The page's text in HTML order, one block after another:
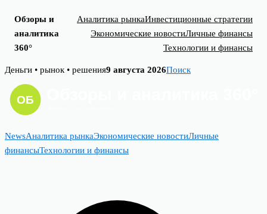
Обзоры и
аналитика
360°
Аналитика рынкаИнвестиционные стратегии
Экономические новостиЛичные финансы
Технологии и финансы
Skip
content
Деньги • рынок • решения9 августа 2026Поиск
NewsАналитика рынкаЭкономические новостиЛичные
финансыТехнологии и финансы